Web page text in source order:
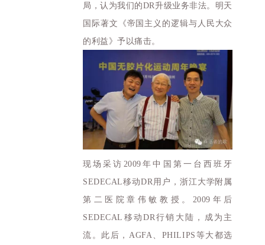
局，认为我们的DR升级业务非法。明天
国际著文《帝国主义的逻辑与人民大众
的利益》予以痛击。
现场采访2009年中国第一台西班牙
SEDECAL移动DR用户，浙江大学附属
第二医院章伟敏教授。2009年后
SEDECAL移动DR行销大陆，成为主
流。此后，AGFA、PHILIPS等大都选